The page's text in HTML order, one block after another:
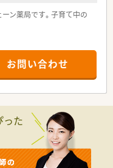
ン薬局です。子育て中の
お問い合わせ
った